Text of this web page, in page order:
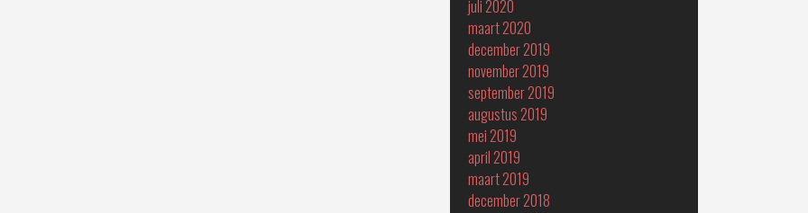
juli 2020
maart 2020
december 2019
november 2019
september 2019
augustus 2019
mei 2019
april 2019
maart 2019
december 2018